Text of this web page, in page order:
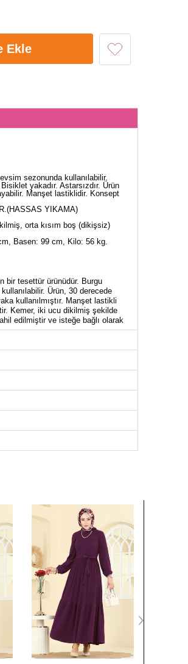
Ekle
sezonunda kullanılabilir.
yakadır. Astarsızdır. Ürün
Manşet lastiklidir. Konsept
YIKAMA)
orta kısım boş (dikişsiz)
Basen: 99 cm, Kilo: 56 kg.
bir tesettür ürünüdür. Burgu
Ürün, 30 derecede
kullanılmıştır. Manşet lastikli
Kemer, iki ucu dikilmiş şekilde
edilmiştir ve isteğe bağlı olarak
131
131
131